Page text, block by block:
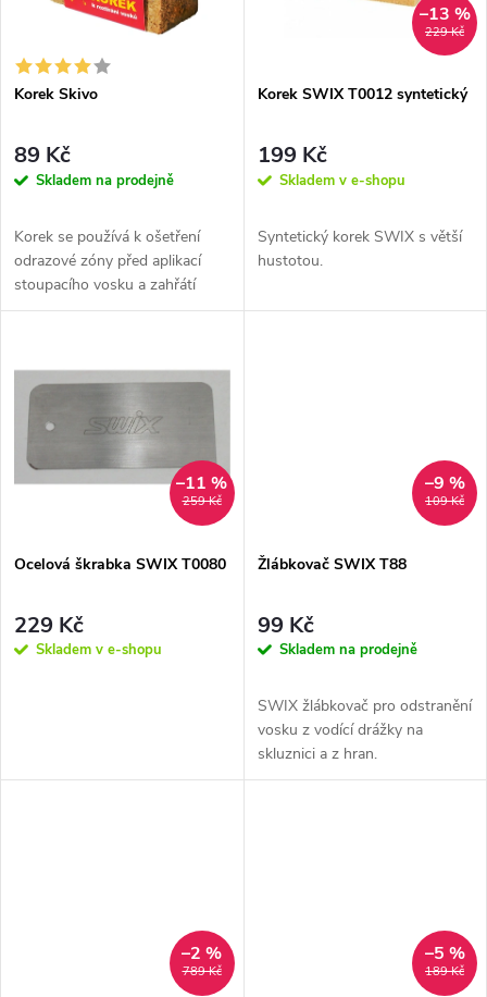
í
p
r
o
d
u
k
t
ů
s
p
r
o
d
u
k
t
Korek Skivo
89 Kč
Skladem na prodejně
Korek se používá k ošetření
odrazové zóny před aplikací
stoupacího vosku a zahřátí
skluznice před aplikací vosku....
229 Kč
–13 %
Korek SWIX T0012 syntetický
199 Kč
Skladem v e-shopu
Syntetický korek SWIX s větší
hustotou.
259 Kč
–11 %
Ocelová škrabka SWIX T0080
229 Kč
Skladem v e-shopu
109 Kč
–9 %
Žlábkovač SWIX T88
99 Kč
Skladem na prodejně
SWIX žlábkovač pro odstranění
vosku z vodící drážky na
skluznici a z hran.
789 Kč
–2 %
189 Kč
–5 %